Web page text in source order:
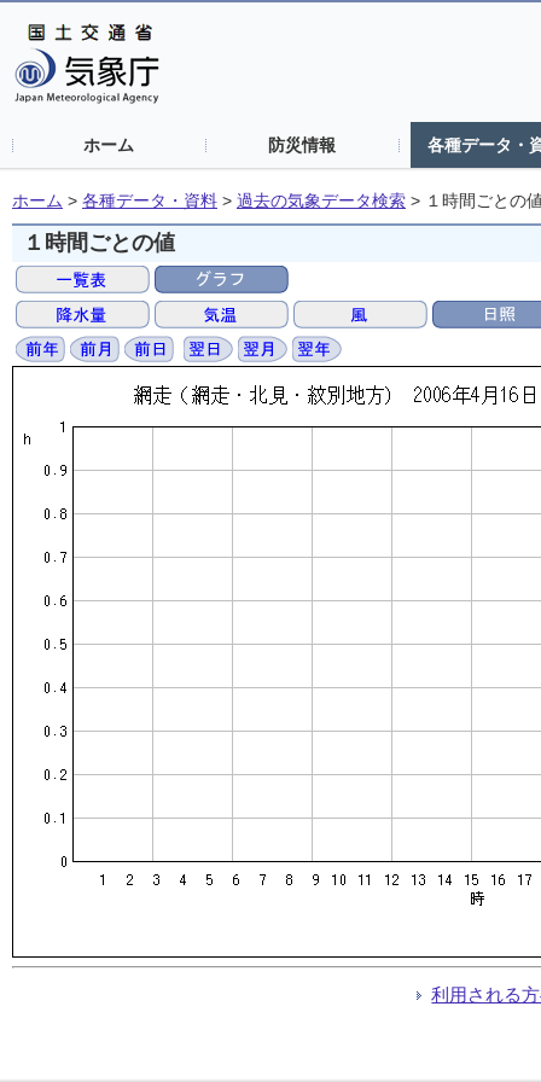
ホーム 防災情報 各種データ・
ホーム > 各種データ・資料 > 過去の気象データ検索 > １時間ごとの
１時間ごとの値
利用される